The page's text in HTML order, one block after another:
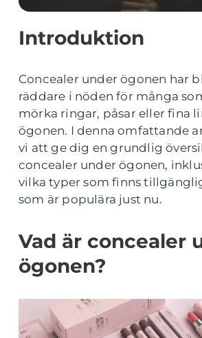
Introduktion
Concealer under ögonen har
räddare i nöden för många
mörka ringar, påsar eller fina
ögonen. I denna omfattande
vi att ge dig en grundlig
concealer under ögonen,
vilka typer som finns
som är populära just nu.
Vad är concealer
ögonen?